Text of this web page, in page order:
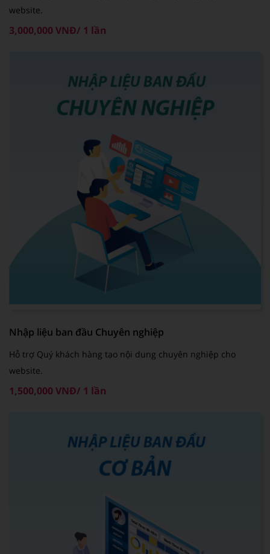
website.
3,000,000 VNĐ/ 1 lần
Nhập liệu ban đầu Chuyên nghiệp
Hỗ trợ Quý khách hàng tạo nội dung chuyên nghiệp cho
website.
1,500,000 VNĐ/ 1 lần